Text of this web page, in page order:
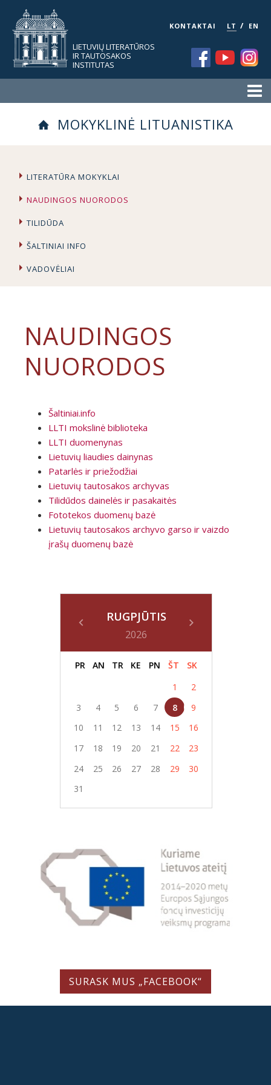
LIETUVIŲ LITERATŪROS
IR TAUTOSAKOS
INSTITUTAS
KONTAKTAI LT / EN
MOKYKLINĖ LITUANISTIKA
LITERATŪRA MOKYKLAI
NAUDINGOS NUORODOS
TILIDŪDA
ŠALTINIAI INFO
VADOVĖLIAI
NAUDINGOS
NUORODOS
Šaltiniai.info
LLTI mokslinė biblioteka
LLTI duomenynas
Lietuvių liaudies dainynas
Patarlės ir priežodžiai
Lietuvių tautosakos archyvas
Tilidūdos dainelės ir pasakaitės
Fototekos duomenų bazė
Lietuvių tautosakos archyvo garso ir vaizdo
įrašų duomenų bazė
RUGPJŪTIS
2026
PR AN TR KE PN ŠT
SK
1
2
3
4 5 6 7 8
9
10
11 12 13 14 15
16
17
18 19 20 21 22
23
24
25 26 27 28 29
30
31
SURASK MUS „FACEBOOK“